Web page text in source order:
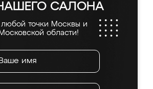
САЛОНА
любой точки Москвы и
Московской области!